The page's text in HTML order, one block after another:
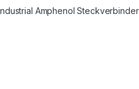
Amphenol